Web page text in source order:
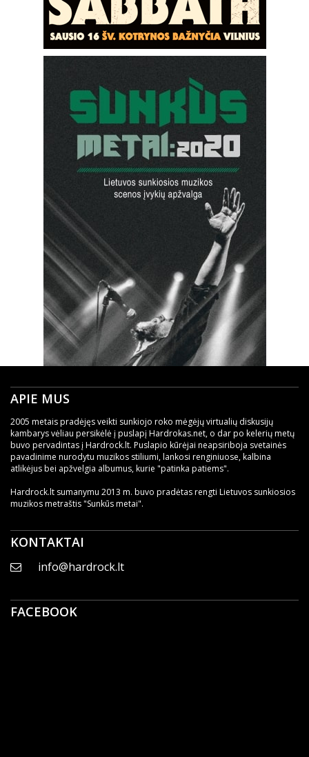
APIE MUS
2005 metais pradėjęs veikti sunkiojo roko mėgėjų virtualių diskusijų
kambarys vėliau persikėlė į puslapį Hardrokas.net, o dar po kelerių metų
buvo pervadintas į Hardrock.lt. Puslapio kūrėjai neapsiriboja svetainės
pavadinime nurodytu muzikos stiliumi, lankosi renginiuose, kalbina
atlikėjus bei apžvelgia albumus, kurie "patinka patiems".
Hardrock.lt sumanymu 2013 m. buvo pradėtas rengti Lietuvos sunkiosios
muzikos metraštis "Sunkūs metai".
KONTAKTAI
info@hardrock.lt
FACEBOOK